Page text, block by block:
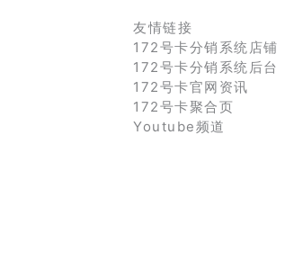
友情链接
172号卡分销系统店铺
172号卡分销系统后台
172号卡官网资讯
172号卡聚合页
Youtube频道